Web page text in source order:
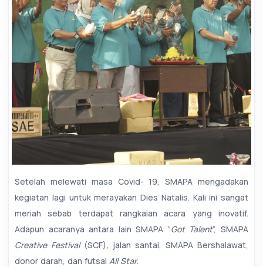
Setelah melewati masa Covid- 19, SMAPA mengadakan
kegiatan lagi untuk merayakan Dies Natalis. Kali ini sangat
meriah sebab terdapat rangkaian acara yang inovatif.
Adapun acaranya antara lain SMAPA “Got Talent”, SMAPA
Creative Festival (SCF), jalan santai, SMAPA Bershalawat,
donor darah, dan futsal All Star.